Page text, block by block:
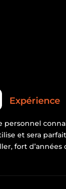
Expérience
personnel
et sera
fort d’années